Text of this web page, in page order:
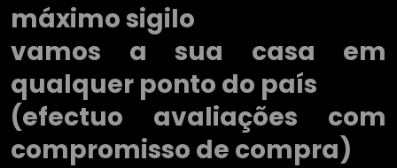
máximo sigilo
vamos a sua casa em
qualquer ponto do país
(efectuo avaliações com
compromisso de compra)